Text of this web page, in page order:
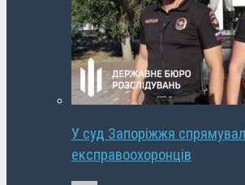
У суд Запоріжжя
експравоохоронців